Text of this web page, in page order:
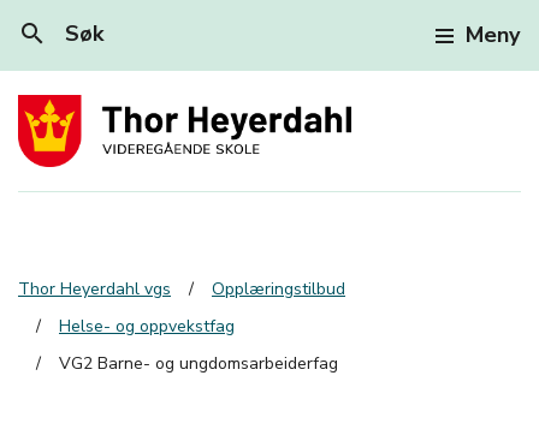
search Søk Meny
Thor Heyerdahl vgs
Opplæringstilbud
Helse- og oppvekstfag
VG2 Barne- og ungdomsarbeiderfag